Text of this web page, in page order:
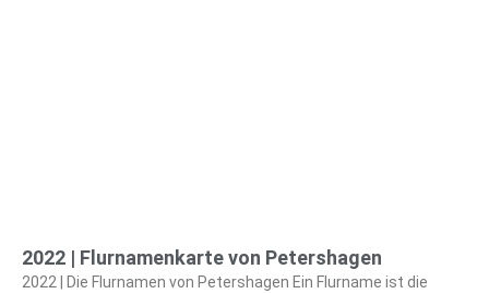
2022 | Flurnamenkarte von Petershagen
2022 | Die Flurnamen von Petershagen Ein Flurname ist die